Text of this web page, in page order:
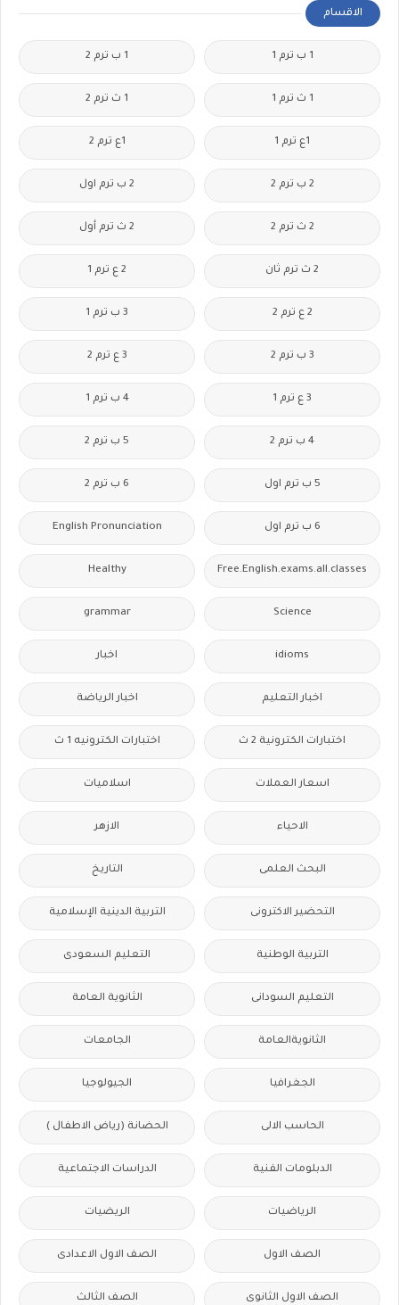
الاقسام
1 ب ترم 1 1 ب ترم 2
1 ث ترم 1 1 ث ترم 2
1ع ترم 1 1ع ترم 2
2 ب ترم 2 2 ب ترم اول
2 ث ترم 2 2 ث ترم أول
2 ث ترم ثان 2 ع ترم 1
2 ع ترم 2 3 ب ترم 1
3 ب ترم 2 3 ع ترم 2
3 ع ترم 1 4 ب ترم 1
4 ب ترم 2 5 ب ترم 2
5 ب ترم اول 6 ب ترم 2
6 ب ترم اول English Pronunciation
Free.English.exams.all.classes
Healthy
Science
grammar
idioms اخبار
اخبار التعليم اخبار الرياضة
اختبارات الكترونية 2 ث اختبارات الكترونيه 1 ث
اسعار العملات اسلاميات
الاحياء الازهر
البحث العلمى التاريخ
التحضير الاكترونى التربية الدينية الإسلامية
التربية الوطنية التعليم السعودى
التعليم السودانى الثانوية العامة
الثانويةالعامة الجامعات
الجغرافيا الجيولوجيا
الحاسب الالى الحضانة (رياض الاطفال )
الدبلومات الفنية الدراسات الاجتماعية
الرياضيات الريضيات
الصف الاول الصف الاول الاعدادى
الصف الاول الثانوى الصف الثالث